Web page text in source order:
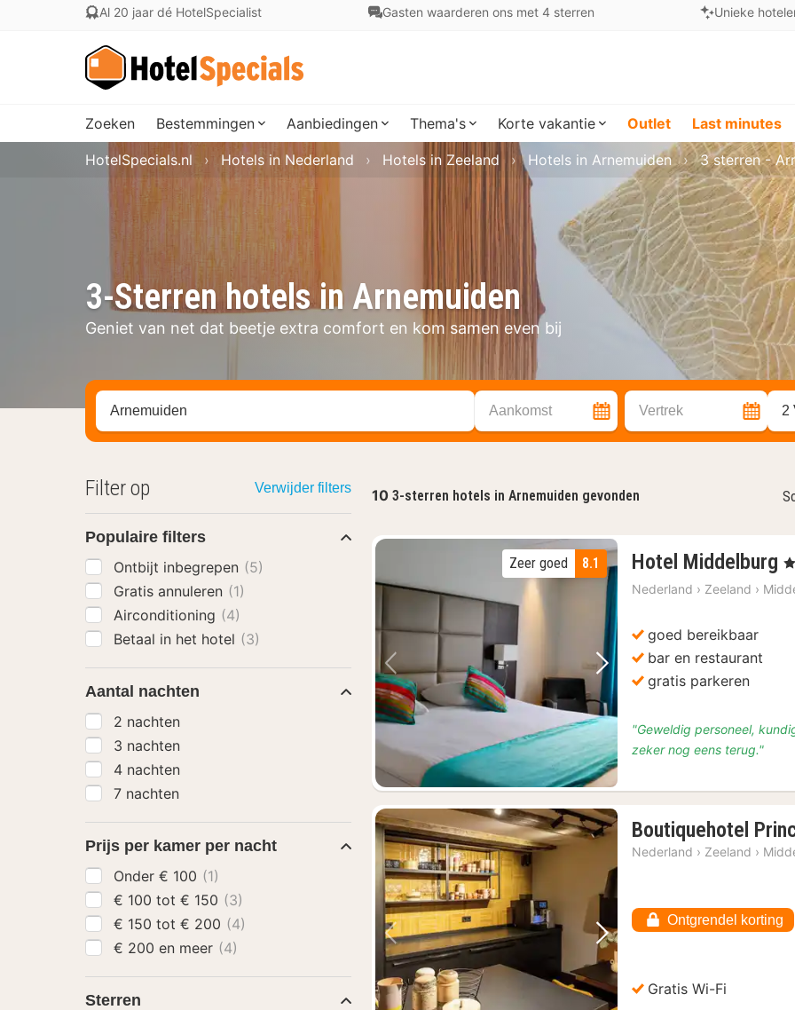
Al 20 jaar dé HotelSpecialist Gasten waarderen ons met 4 sterren Unieke
Zoeken Bestemmingen Aanbiedingen Thema's Korte vakantie Outlet Last minutes
3-Sterren hotels in Arnemuiden
Geniet van net dat beetje extra comfort en kom samen even bij
HotelSpecials.nl Hotels in Nederland Hotels in Zeeland Hotels in Arnemuiden 3 sterren -
Zoek op hotel, regio of stad Aankomst Vertrek 2
10 3-sterren hotels in Arnemuiden gevonden
Vorige foto Volgende foto
8.1
Zeer goed Hotel Middelburg 1
,
Nederland › Zeeland ›
goed bereikbaar
bar en restaurant
gratis parkeren
"Geweldig personeel,
zeker nog eens terug."
Vorige foto Volgende foto
Boutiquehotel
Nederland › Zeeland ›
Ontgrendel korting
Gratis Wi-Fi
Filter op Verwijder filters
Populaire filters
Ontbijt inbegrepen (5)
Gratis annuleren (1)
Airconditioning (4)
Betaal in het hotel (3)
Aantal nachten
2 nachten
3 nachten
4 nachten
7 nachten
Prijs per kamer per nacht
Onder € 100 (1)
€ 100 tot € 150 (3)
€ 150 tot € 200 (4)
€ 200 en meer (4)
Sterren